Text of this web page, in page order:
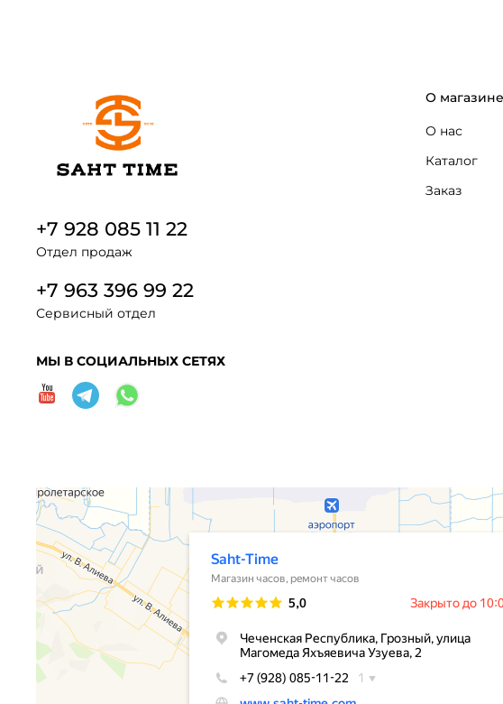
О магазине
О нас
Каталог
Заказ
+7 928 085 11 22
Отдел продаж
+7 963 396 99 22
Сервисный отдел
МЫ В СОЦИАЛЬНЫХ СЕТЯХ